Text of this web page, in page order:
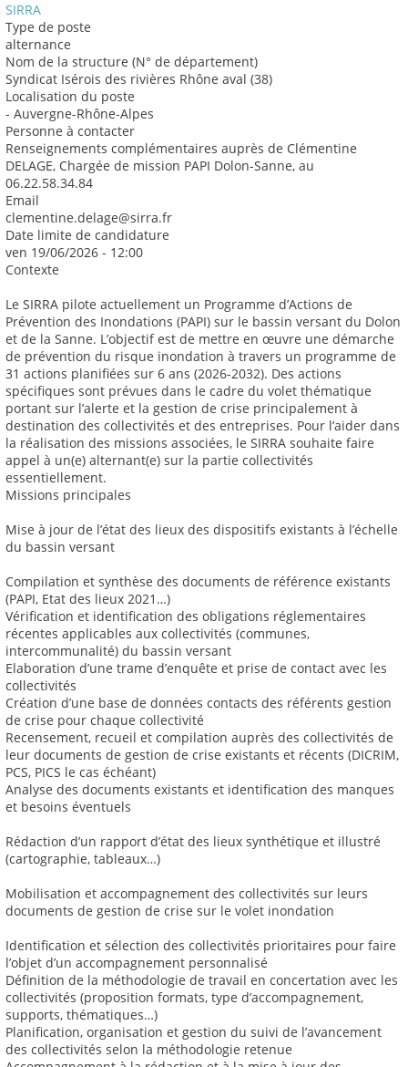
SIRRA
Type de poste
alternance
Nom de la structure (N° de département)
Syndicat Isérois des rivières Rhône aval (38)
Localisation du poste
- Auvergne-Rhône-Alpes
Personne à contacter
Renseignements complémentaires auprès de Clémentine
DELAGE, Chargée de mission PAPI Dolon-Sanne, au
06.22.58.34.84
Email
clementine.delage@sirra.fr
Date limite de candidature
ven 19/06/2026 - 12:00
Contexte
Le SIRRA pilote actuellement un Programme d’Actions de
Prévention des Inondations (PAPI) sur le bassin versant du Dolon
et de la Sanne. L’objectif est de mettre en œuvre une démarche
de prévention du risque inondation à travers un programme de
31 actions planifiées sur 6 ans (2026-2032). Des actions
spécifiques sont prévues dans le cadre du volet thématique
portant sur l’alerte et la gestion de crise principalement à
destination des collectivités et des entreprises. Pour l’aider dans
la réalisation des missions associées, le SIRRA souhaite faire
appel à un(e) alternant(e) sur la partie collectivités
essentiellement.
Missions principales
Mise à jour de l’état des lieux des dispositifs existants à l’échelle
du bassin versant
Compilation et synthèse des documents de référence existants
(PAPI, Etat des lieux 2021…)
Vérification et identification des obligations réglementaires
récentes applicables aux collectivités (communes,
intercommunalité) du bassin versant
Elaboration d’une trame d’enquête et prise de contact avec les
collectivités
Création d’une base de données contacts des référents gestion
de crise pour chaque collectivité
Recensement, recueil et compilation auprès des collectivités de
leur documents de gestion de crise existants et récents (DICRIM,
PCS, PICS le cas échéant)
Analyse des documents existants et identification des manques
et besoins éventuels
Rédaction d’un rapport d’état des lieux synthétique et illustré
(cartographie, tableaux…)
Mobilisation et accompagnement des collectivités sur leurs
documents de gestion de crise sur le volet inondation
Identification et sélection des collectivités prioritaires pour faire
l’objet d’un accompagnement personnalisé
Définition de la méthodologie de travail en concertation avec les
collectivités (proposition formats, type d’accompagnement,
supports, thématiques…)
Planification, organisation et gestion du suivi de l’avancement
des collectivités selon la méthodologie retenue